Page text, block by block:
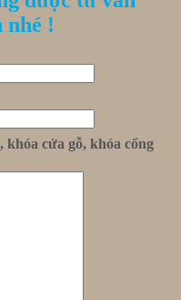
nhé !
cửa gỗ, khóa cổng